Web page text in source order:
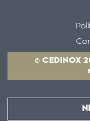
© CEDINOX